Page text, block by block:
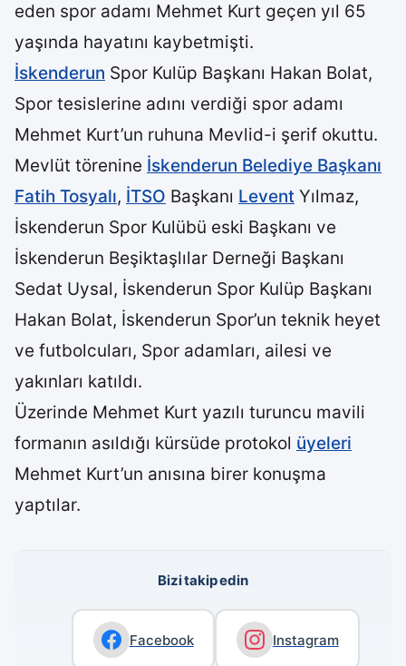
eden spor adamı Mehmet Kurt geçen yıl 65
yaşında hayatını kaybetmişti.
İskenderun Spor Kulüp Başkanı Hakan Bolat,
Spor tesislerine adını verdiği spor adamı
Mehmet Kurt’un ruhuna Mevlid-i şerif okuttu.
Mevlüt törenine İskenderun Belediye Başkanı
Fatih Tosyalı, İTSO Başkanı Levent Yılmaz,
İskenderun Spor Kulübü eski Başkanı ve
İskenderun Beşiktaşlılar Derneği Başkanı
Sedat Uysal, İskenderun Spor Kulüp Başkanı
Hakan Bolat, İskenderun Spor’un teknik heyet
ve futbolcuları, Spor adamları, ailesi ve
yakınları katıldı.
Üzerinde Mehmet Kurt yazılı turuncu mavili
formanın asıldığı kürsüde protokol üyeleri
Mehmet Kurt’un anısına birer konuşma
yaptılar.
Bizi takip edin
Facebook Instagram